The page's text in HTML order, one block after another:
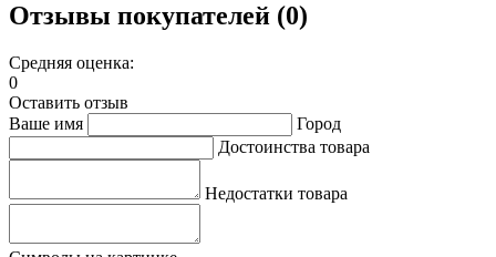
Отзывы покупателей (0)
Средняя оценка:
0
Оставить отзыв
Ваше имя
Город
Достоинства товара
Недостатки товара